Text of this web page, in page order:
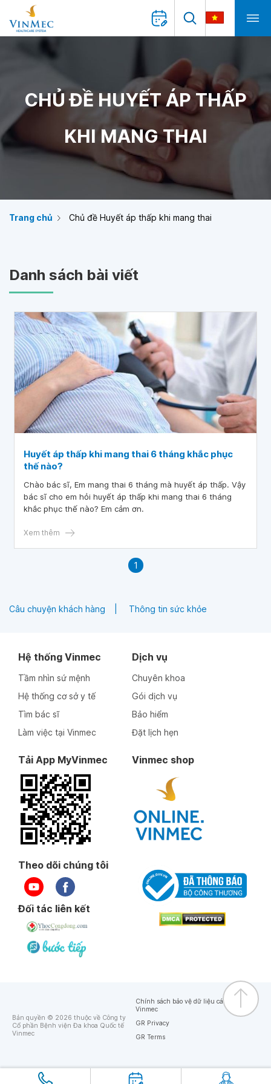
CHỦ ĐỀ HUYẾT ÁP THẤP
KHI MANG THAI
Trang chủ Chủ đề Huyết áp thấp khi mang thai
Danh sách bài viết
Huyết áp thấp khi mang thai 6 tháng khắc phục
thế nào?
Chào bác sĩ, Em mang thai 6 tháng mà huyết áp thấp. Vậy
bác sĩ cho em hỏi huyết áp thấp khi mang thai 6 tháng
khắc phục thế nào? Em cảm ơn.
Xem thêm
1
Câu chuyện khách hàng Thông tin sức khỏe
Hệ thống Vinmec
Tầm nhìn sứ mệnh
Hệ thống cơ sở y tế
Tìm bác sĩ
Làm việc tại Vinmec
Dịch vụ
Chuyên khoa
Gói dịch vụ
Bảo hiểm
Đặt lịch hẹn
Tải App MyVinmec Vinmec shop
Theo dõi chúng tôi
Đối tác liên kết
Bản quyền © 2026 thuộc về Công ty
Cổ phần Bệnh viện Đa khoa Quốc tế
Vinmec
Chính sách bảo vệ dữ liệu cá nhân của
Vinmec
GR Privacy
GR Terms